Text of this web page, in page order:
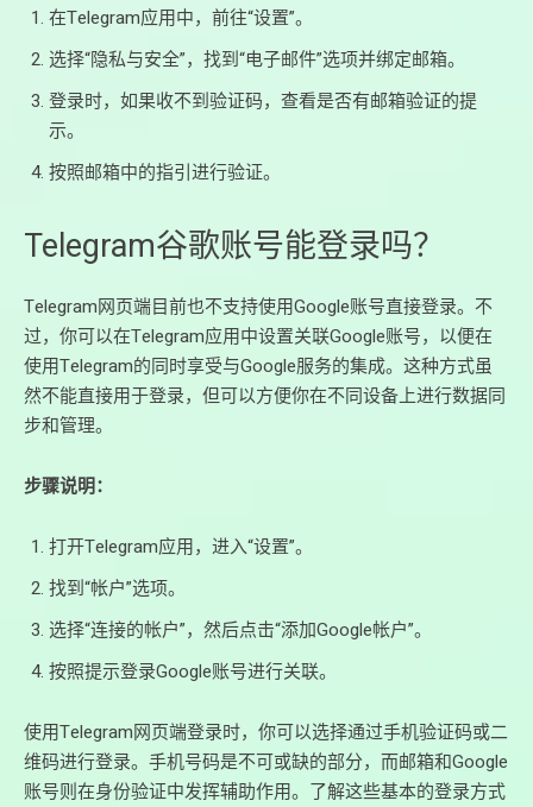
在Telegram应用中，前往“设置”。
选择“隐私与安全”，找到“电子邮件”选项并绑定邮箱。
登录时，如果收不到验证码，查看是否有邮箱验证的提
示。
按照邮箱中的指引进行验证。
Telegram谷歌账号能登录吗？
Telegram网页端目前也不支持使用Google账号直接登录。不
过，你可以在Telegram应用中设置关联Google账号，以便在
使用Telegram的同时享受与Google服务的集成。这种方式虽
然不能直接用于登录，但可以方便你在不同设备上进行数据同
步和管理。
步骤说明：
打开Telegram应用，进入“设置”。
找到“帐户”选项。
选择“连接的帐户”，然后点击“添加Google帐户”。
按照提示登录Google账号进行关联。
使用Telegram网页端登录时，你可以选择通过手机验证码或二
维码进行登录。手机号码是不可或缺的部分，而邮箱和Google
账号则在身份验证中发挥辅助作用。了解这些基本的登录方式